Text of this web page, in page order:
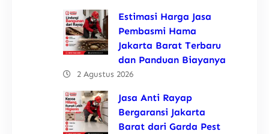
Estimasi Harga Jasa
Pembasmi Hama
Jakarta Barat Terbaru
dan Panduan Biayanya
2 Agustus 2026
Jasa Anti Rayap
Bergaransi Jakarta
Barat dari Garda Pest